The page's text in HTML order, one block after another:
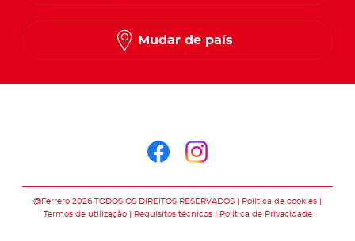
Mudar de país
@Ferrero 2026 TODOS OS DIREITOS RESERVADOS
Política de cookies
Termos de utilização
Requisitos técnicos Política de Privacidade